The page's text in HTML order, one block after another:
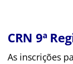
CRN 9ª
As inscrições